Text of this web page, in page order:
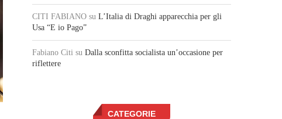
CITI FABIANO su L’Italia di Draghi apparecchia per gli
Usa “E io Pago”
Fabiano Citi su Dalla sconfitta socialista un’occasione per
riflettere
CATEGORIE